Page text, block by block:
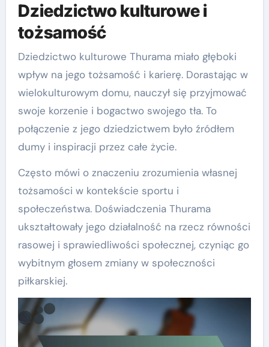
Dziedzictwo kulturowe i
tożsamość
Dziedzictwo kulturowe Thurama miało głęboki
wpływ na jego tożsamość i karierę. Dorastając w
wielokulturowym domu, nauczył się przyjmować
swoje korzenie i bogactwo swojego tła. To
połączenie z jego dziedzictwem było źródłem
dumy i inspiracji przez całe życie.
Często mówi o znaczeniu zrozumienia własnej
tożsamości w kontekście sportu i
społeczeństwa. Doświadczenia Thurama
ukształtowały jego działalność na rzecz równości
rasowej i sprawiedliwości społecznej, czyniąc go
wybitnym głosem zmiany w społeczności
piłkarskiej.